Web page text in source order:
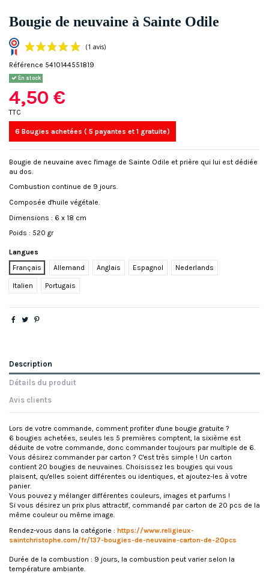
Bougie de neuvaine à Sainte Odile
(1 avis)
Référence 5410144551819
En stock
4,50 €
TTC
6 Bougies achetées ( 5 payantes et 1 gratuite)
Bougie de neuvaine avec l'image de Sainte Odile et prière qui lui est dédiée
au dos.
Combustion continue de 9 jours.
Composée d'huile végétale.
Dimensions : 6 x 18 cm
Poids : 520 gr
Langues
Français
Allemand Anglais Espagnol Nederlands
Italien Portugais
Description
Détails du produit
Avis clients
Lors de votre commande, comment profiter d'une bougie gratuite ?
6 bougies achetées, seules les 5 premières comptent, la sixième est
déduite de votre commande, donc commander toujours par multiple de 6.
Vous désirez commander par carton ? C'est très simple ! Un carton
contient 20 bougies de neuvaines. Choisissez les bougies qui vous
plaisent, qu'elles soient différentes ou identiques, et ajoutez-les à votre
panier.
Vous pouvez y mélanger différentes couleurs, images et parfums !
Si vous désirez un prix plus attractif, commandé par carton de 20 pcs de la
même couleur ou même image.
Rendez-vous dans la catégorie : https://www.religieux-
saintchristophe.com/fr/137-bougies-de-neuvaine-carton-de-20pcs
Durée de la combustion : 9 jours, la combustion peut varier selon la
température ambiante.